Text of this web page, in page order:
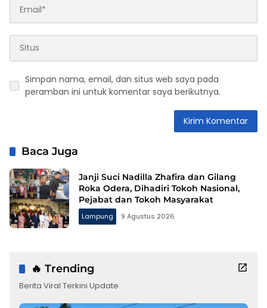
Simpan nama, email, dan situs web saya pada
peramban ini untuk komentar saya berikutnya.
Baca Juga
Janji Suci Nadilla Zhafira dan Gilang
Roka Odera, Dihadiri Tokoh Nasional,
Pejabat dan Tokoh Masyarakat
Lampung 9 Agustus 2026
🔥 Trending
Berita Viral Terkini Update